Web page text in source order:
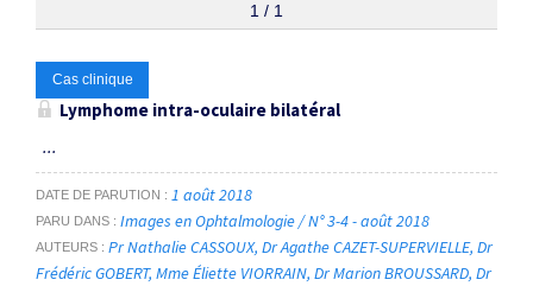
1 / 1
Cas clinique
Lymphome intra-oculaire bilatéral
...
DATE DE PARUTION 1 août 2018
PARU DANS Images en Ophtalmologie / N° 3-4 - août 2018
AUTEURS Pr Nathalie CASSOUX Dr Agathe CAZET-SUPERVIELLE Dr
Frédéric GOBERT Mme Éliette VIORRAIN Dr Marion BROUSSARD Dr